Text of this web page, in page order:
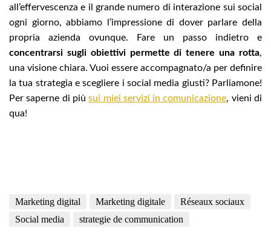
all’effervescenza e il grande numero di interazione sui social
ogni giorno, abbiamo l’impressione di dover parlare della
propria azienda ovunque. Fare un passo indietro e
concentrarsi sugli obiettivi permette di tenere una rotta,
una visione chiara. Vuoi essere accompagnato/a per definire
la tua strategia e scegliere i social media giusti? Parliamone!
Per saperne di piùsui miei servizi in comunicazione, vieni di
qua!
Marketing digital Marketing digitale
Réseaux sociaux
Social media
strategie de communication